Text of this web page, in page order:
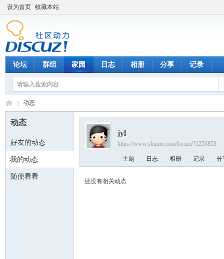
设为首页 收藏本站
论坛 群组 家园 日志 相册 分享 记录
数 ›
动态
动态
好友的动态
我的动态
随便看看
jyl
https://www.shumo.com/forum/?1256853
主题 日志 相册 记录 分
还没有相关动态